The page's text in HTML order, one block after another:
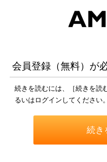
会員登録（無料）が
続きを読むには、［続きを読
るいはログインしてください。
続き